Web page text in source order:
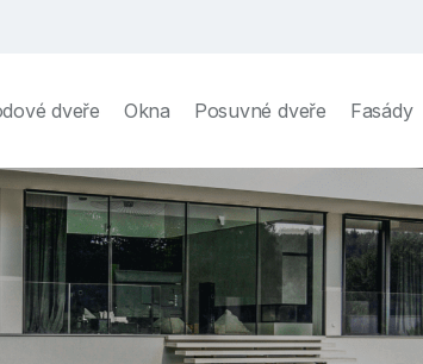
dveře Okna Posuvné dveře Fasády